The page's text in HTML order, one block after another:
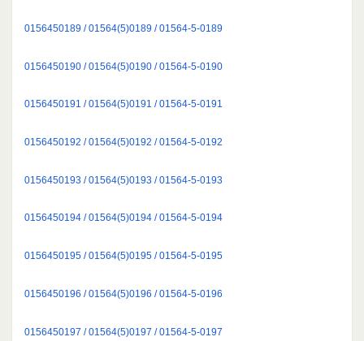
0156450189 / 01564(5)0189 / 01564-5-0189
0156450190 / 01564(5)0190 / 01564-5-0190
0156450191 / 01564(5)0191 / 01564-5-0191
0156450192 / 01564(5)0192 / 01564-5-0192
0156450193 / 01564(5)0193 / 01564-5-0193
0156450194 / 01564(5)0194 / 01564-5-0194
0156450195 / 01564(5)0195 / 01564-5-0195
0156450196 / 01564(5)0196 / 01564-5-0196
0156450197 / 01564(5)0197 / 01564-5-0197